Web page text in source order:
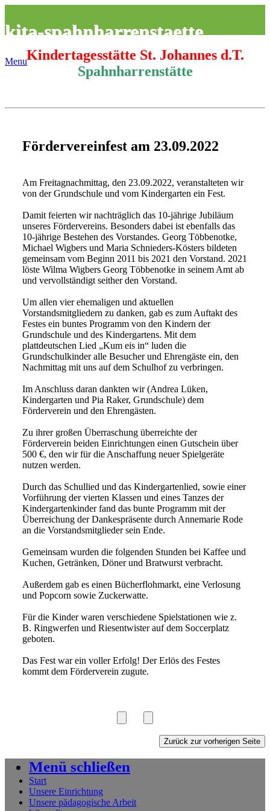
kita-spahnharrenstaette
MenuKindertagesstätte St. Johannes d.T.
Spahnharrenstätte
Fördervereinfest am 23.09.2022
Am Freitagnachmittag, den 23.09.2022, veranstalteten wir
von der Grundschule und vom Kindergarten ein Fest.
Damit feierten wir nachträglich das 10-jährige Jubiläum
unseres Fördervereins. Besonders dabei ist ebenfalls das
10-jährige Bestehen des Vorstandes. Georg Többenotke,
Michael Wigbers und Maria Schnieders-Kösters bildeten
gemeinsam vom Beginn 2011 bis 2021 den Vorstand. 2021
löste Wilma Wigbers Georg Többenotke in seinem Amt ab
und vervollständigt seither den Vorstand.
Um allen vier ehemaligen und aktuellen
Vorstandsmitgliedern zu danken, gab es zum Auftakt des
Festes ein buntes Programm von den Kindern der
Grundschule und des Kindergartens. Mit dem
plattdeutschen Lied „Kum eis in“ luden die
Grundschulkinder alle Besucher und Ehrengäste ein, den
Nachmittag mit uns auf dem Schulhof zu verbringen.
Im Anschluss daran dankten wir (Andrea Lüken,
Kindergarten und Pia Raker, Grundschule) dem
Förderverein und den Ehrengästen.
Zu ihrer großen Überraschung überreichte der
Förderverein beiden Einrichtungen einen Gutschein über
500 €, den wir für die Anschaffung neuer Spielgeräte
nutzen werden.
Durch das Schullied und das Kindergartenlied, sowie einer
Vorführung der vierten Klassen und eines Tanzes der
Kindergartenkinder fand das bunte Programm mit der
Überreichung der Dankespräsente durch Annemarie Rode
an die Vorstandsmitglieder sein Ende.
Gemeinsam wurden die folgenden Stunden bei Kaffee und
Kuchen, Getränken, Döner und Bratwurst verbracht.
Außerdem gab es einen Bücherflohmarkt, eine Verlosung
und Popcorn sowie Zuckerwatte.
Für die Kinder waren verschiedene Spielstationen wie z.
B. Ringwerfen und Riesentwister auf dem Soccerplatz
geboten.
Das Fest war ein voller Erfolg! Der Erlös des Festes
kommt dem Förderverein zugute.
Menü schließen
Start
Unsere Einrichtung
Unsere pädagogische Arbeit